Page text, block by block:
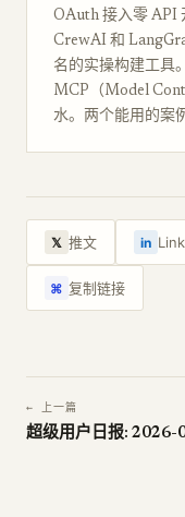
OAuth 接入零 API
CrewAI 和
名的实操构建工具。
MCP（Model
水。两个能用的案
𝕏 推文 in
⌘ 复制链接
← 上一篇
超级用户日报: 2026-